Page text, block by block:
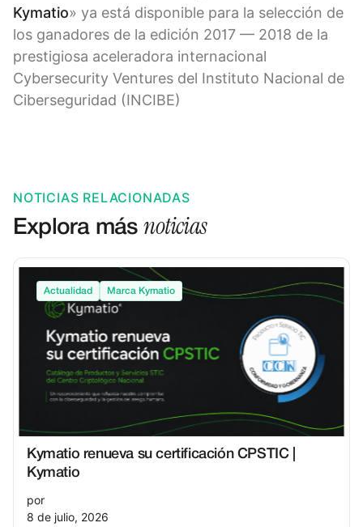
Kymatio» ya está disponible para la selección de
los ganadores de la edición 2017 — 2018 de la
prestigiosa aceleradora internacional
Cybersecurity Ventures del Instituto Nacional de
Ciberseguridad (INCIBE)
NOTICIAS RELACIONADAS
Explora másnoticias
Actualidad Marca Kymatio
Kymatio renueva su certificación CPSTIC |
Kymatio
por
8 de julio, 2026